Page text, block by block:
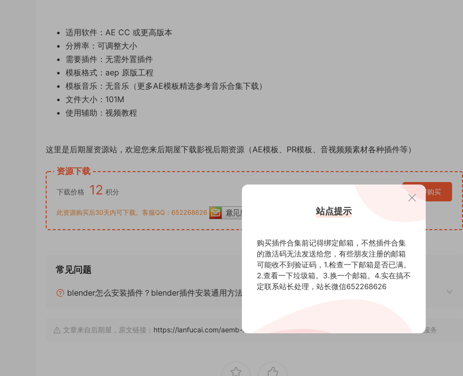
适用软件：AE CC 或更高版本
分辨率：可调整大小
需要插件：无需外置插件
模板格式：aep 原版工程
模板音乐：无音乐（更多AE模板精选参考音乐合集下载）
文件大小：101M
使用辅助：视频教程
这里是后期屋资源站，欢迎您来后期屋下载影视后期资源（AE模板、PR模板、音视频频素材各种插件等）
资源下载
下载价格 12 积分 立即购买
此资源购买后30天内可下载。客服QQ：652268626
常见问题
blender怎么安装插件？blender插件安装通用方法！
文章来自后期屋，原文链接： https://lanfucai.com/aemb-mb/zm/26565 ，转载请注明出处。后期屋提供AE模板代改服务
站点提示
购买插件合集前记得绑定邮箱，不然插件合集
的激活码无法发送给您，有些朋友注册的邮箱
可能收不到验证码，1.检查一下邮箱是否已满。
2.查看一下垃圾箱。3.换一个邮箱。4.实在搞不
定联系站长处理，站长微信652268626